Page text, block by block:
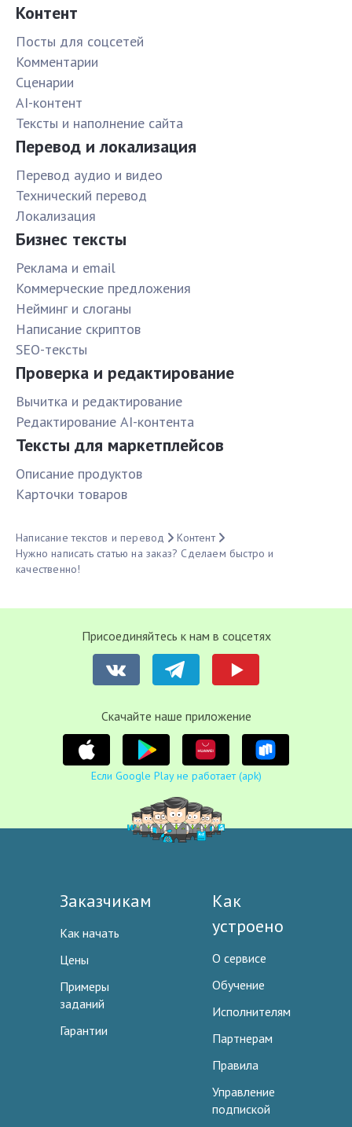
Контент
Посты для соцсетей
Комментарии
Сценарии
AI-контент
Тексты и наполнение сайта
Перевод и локализация
Перевод аудио и видео
Технический перевод
Локализация
Бизнес тексты
Реклама и email
Коммерческие предложения
Нейминг и слоганы
Написание скриптов
SEO-тексты
Проверка и редактирование
Вычитка и редактирование
Редактирование AI-контента
Тексты для маркетплейсов
Описание продуктов
Карточки товаров
Написание текстов и перевод
Контент
Нужно написать статью на заказ? Сделаем быстро и
качественно!
Присоединяйтесь к нам в соцсетях
Cкачайте наше приложение
Если Google Play не работает (apk)
Заказчикам
Как начать
Цены
Примеры
заданий
Гарантии
Как
устроено
О сервисе
Обучение
Исполнителям
Партнерам
Правила
Управление
подпиской